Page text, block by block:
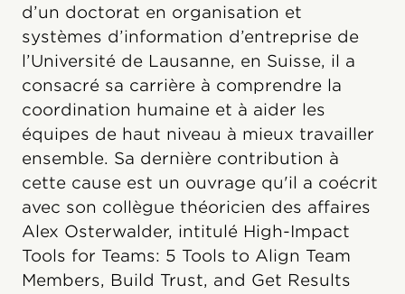
d’un doctorat en organisation et
systèmes d’information d’entreprise de
l’Université de Lausanne, en Suisse, il a
consacré sa carrière à comprendre la
coordination humaine et à aider les
équipes de haut niveau à mieux travailler
ensemble. Sa dernière contribution à
cette cause est un ouvrage qu'il a coécrit
avec son collègue théoricien des affaires
Alex Osterwalder, intitulé High-Impact
Tools for Teams: 5 Tools to Align Team
Members, Build Trust, and Get Results